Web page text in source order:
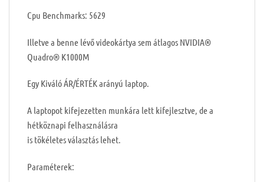
Cpu Benchmarks: 5629
Illetve a benne lévő videokártya sem átlagos NVIDIA®
Quadro® K1000M
Egy Kiváló ÁR/ÉRTÉK arányú laptop.
A laptopot kifejezetten munkára lett kifejlesztve, de a
hétköznapi felhasználásra
is tökéletes választás lehet.
Paraméterek: